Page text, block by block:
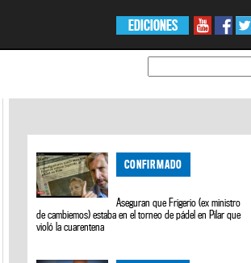
EDICIONES
CONFIRMADO
Aseguran que Frigerio (ex ministro
de cambiemos) estaba en el torneo de pádel en Pilar que
violó la cuarentena